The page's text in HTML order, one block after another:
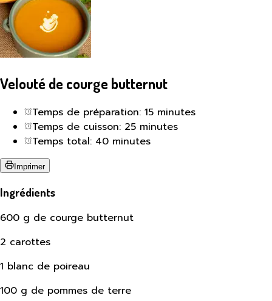
Velouté de courge butternut
Temps de préparation: 15 minutes
Temps de cuisson: 25 minutes
Temps total: 40 minutes
Imprimer
Ingrédients
600 g de courge butternut
2 carottes
1 blanc de poireau
100 g de pommes de terre